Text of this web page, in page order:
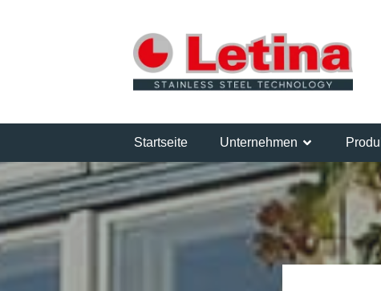
Startseite Unternehmen